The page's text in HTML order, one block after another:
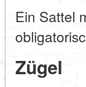
Ein Sattel
Zügel